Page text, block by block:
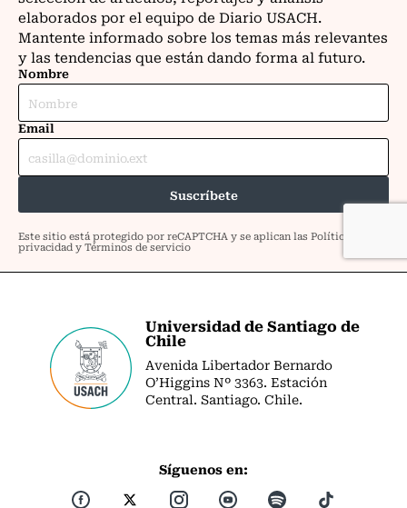
Universidad de Santiago de
Chile
Avenida Libertador Bernardo
O’Higgins Nº 3363. Estación
Central. Santiago. Chile.
Síguenos en: